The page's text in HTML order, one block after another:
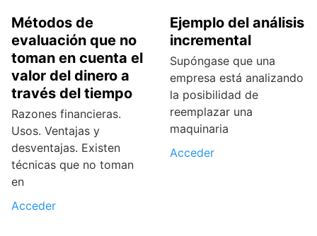
Métodos de
evaluación que no
toman en cuenta el
valor del dinero a
través del tiempo
Razones financieras.
Usos. Ventajas y
desventajas. Existen
técnicas que no toman
en
Acceder
Ejemplo del análisis
incremental
Supóngase que una
empresa está analizando
la posibilidad de
reemplazar una
maquinaria
Acceder